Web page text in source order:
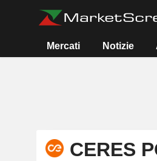
Mercati Notizie
CERES